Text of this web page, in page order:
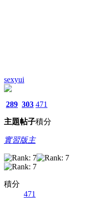
sexyui
289
主題
303
帖子
471
積分
實習版主
積分
471